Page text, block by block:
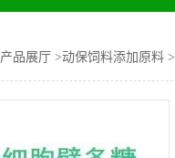
产品展厅 >动保饲料添加原料 >